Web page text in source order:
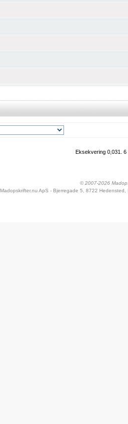
Eksekvering 0,031. 6
© 2007-2026
Madopskrifter.nu ApS - Bjerregade 5, 8722